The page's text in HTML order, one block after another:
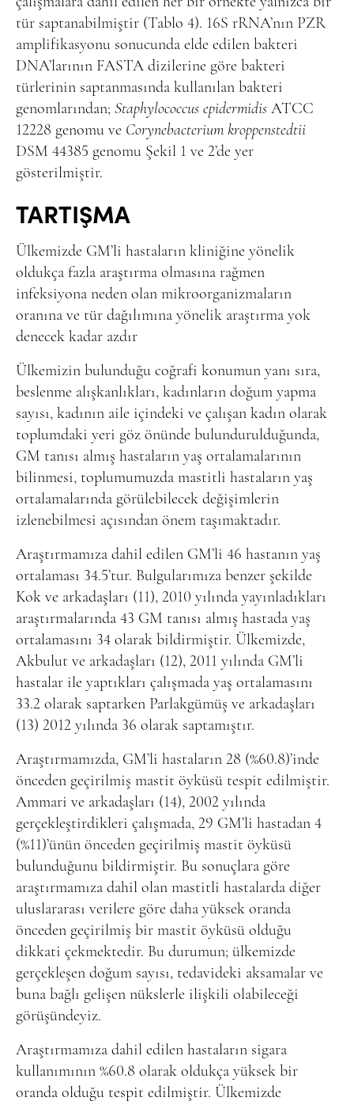
tür saptanabilmiştir (Tablo 4). 16S rRNA’nın PZR
amplifikasyonu sonucunda elde edilen bakteri
DNA’larının FASTA dizilerine göre bakteri
türlerinin saptanmasında kullanılan bakteri
genomlarından; Staphylococcus epidermidis ATCC
12228 genomu ve Corynebacterium kroppenstedtii
DSM 44385 genomu Şekil 1 ve 2’de yer
gösterilmiştir.
TARTIŞMA
Ülkemizde GM’li hastaların kliniğine yönelik
oldukça fazla araştırma olmasına rağmen
infeksiyona neden olan mikroorganizmaların
oranına ve tür dağılımına yönelik araştırma yok
denecek kadar azdır
Ülkemizin bulunduğu coğrafi konumun yanı sıra,
beslenme alışkanlıkları, kadınların doğum yapma
sayısı, kadının aile içindeki ve çalışan kadın olarak
toplumdaki yeri göz önünde bulundurulduğunda,
GM tanısı almış hastaların yaş ortalamalarının
bilinmesi, toplumumuzda mastitli hastaların yaş
ortalamalarında görülebilecek değişimlerin
izlenebilmesi açısından önem taşımaktadır.
Araştırmamıza dahil edilen GM’li 46 hastanın yaş
ortalaması 34.5’tur. Bulgularımıza benzer şekilde
Kok ve arkadaşları (11), 2010 yılında yayınladıkları
araştırmalarında 43 GM tanısı almış hastada yaş
ortalamasını 34 olarak bildirmiştir. Ülkemizde,
Akbulut ve arkadaşları (12), 2011 yılında GM’li
hastalar ile yaptıkları çalışmada yaş ortalamasını
33.2 olarak saptarken Parlakgümüş ve arkadaşları
(13) 2012 yılında 36 olarak saptamıştır.
Araştırmamızda, GM’li hastaların 28 (%60.8)’inde
önceden geçirilmiş mastit öyküsü tespit edilmiştir.
Ammari ve arkadaşları (14), 2002 yılında
gerçekleştirdikleri çalışmada, 29 GM’li hastadan 4
(%11)’ünün önceden geçirilmiş mastit öyküsü
bulunduğunu bildirmiştir. Bu sonuçlara göre
araştırmamıza dahil olan mastitli hastalarda diğer
uluslararası verilere göre daha yüksek oranda
önceden geçirilmiş bir mastit öyküsü olduğu
dikkati çekmektedir. Bu durumun; ülkemizde
gerçekleşen doğum sayısı, tedavideki aksamalar ve
buna bağlı gelişen nükslerle ilişkili olabileceği
görüşündeyiz.
Araştırmamıza dahil edilen hastaların sigara
kullanımının %60.8 olarak oldukça yüksek bir
oranda olduğu tespit edilmiştir. Ülkemizde